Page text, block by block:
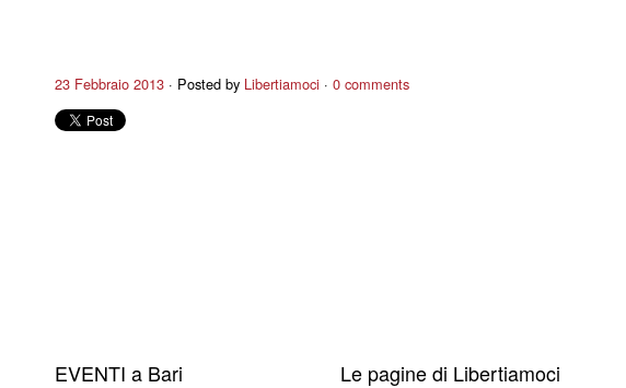
23 Febbraio 2013 Posted by Libertiamoci 0 comments
EVENTI a Bari Le pagine di Libertiamoci